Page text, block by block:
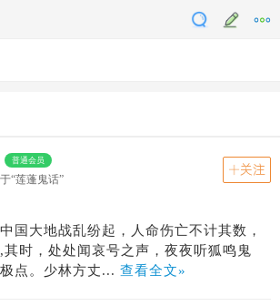
普通会员
“莲蓬鬼话”
关注
大地战乱纷起，人命伤亡不计其数，
时，处处闻哀号之声，夜夜听狐鸣鬼
点。少林方丈... 查看全文»